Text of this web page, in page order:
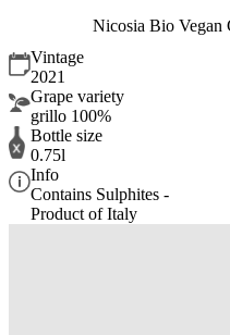
Nicosia Bio Vegan
Vintage
2021
Grape variety
grillo 100%
Bottle size
0.75l
Info
Contains Sulphites -
Product of Italy